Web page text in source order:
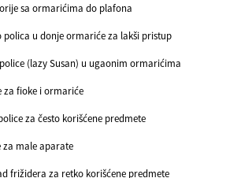
sa ormarićima do plafona
polica u donje ormariće za lakši pristup
(lazy Susan) u ugaonim ormarićima
za fioke i ormariće
za često korišćene predmete
za male aparate
frižidera za retko korišćene predmete